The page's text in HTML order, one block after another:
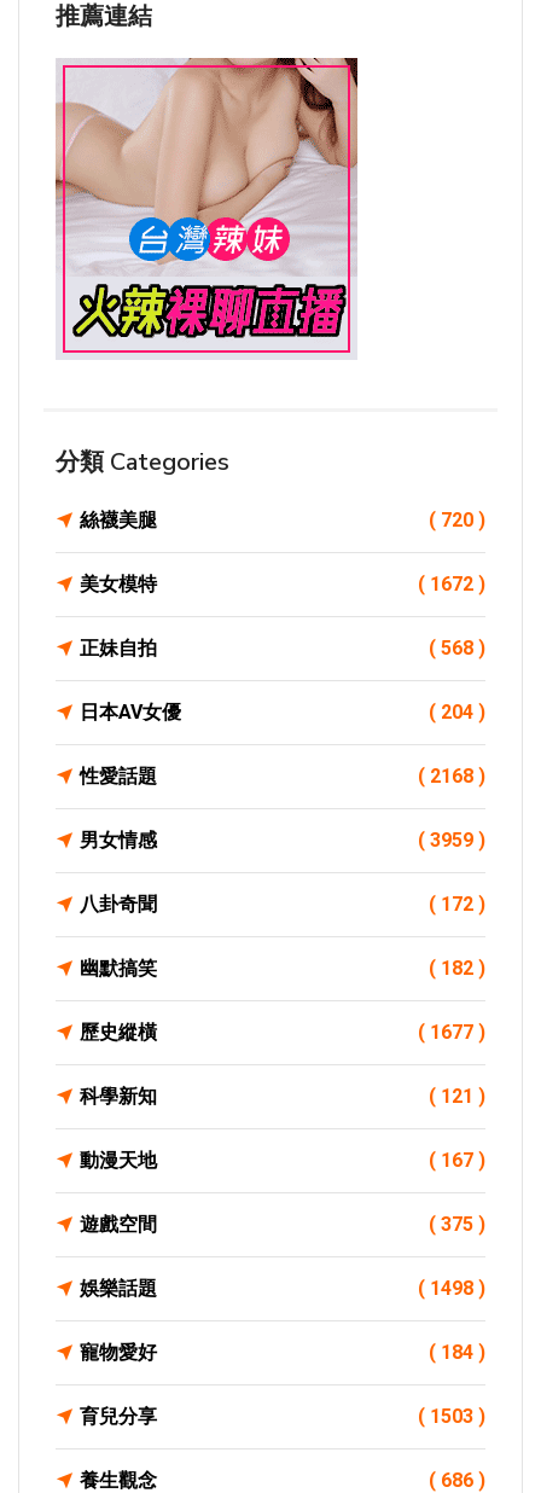
推薦連結
分類 Categories
絲襪美腿 ( 720 )
美女模特 ( 1672 )
正妹自拍 ( 568 )
日本AV女優 ( 204 )
性愛話題 ( 2168 )
男女情感 ( 3959 )
八卦奇聞 ( 172 )
幽默搞笑 ( 182 )
歷史縱橫 ( 1677 )
科學新知 ( 121 )
動漫天地 ( 167 )
遊戲空間 ( 375 )
娛樂話題 ( 1498 )
寵物愛好 ( 184 )
育兒分享 ( 1503 )
養生觀念 ( 686 )